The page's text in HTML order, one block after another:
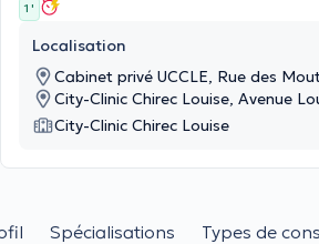
1 '
Localisation
Cabinet privé UCCLE, Rue des
City-Clinic Chirec Louise, Avenue
City-Clinic Chirec Louise
Spécialisations Types de